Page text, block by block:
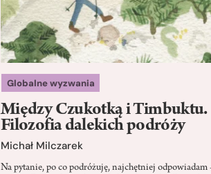
Globalne wyzwania
Między Czukotką i Timbuktu.
Filozofia dalekich podróży
Michał Milczarek
Na pytanie, po co podróżuję, najchętniej odpowiadam